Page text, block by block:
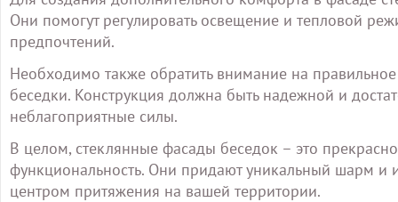
Они помогут регулировать освещение и тепловой
предпочтений.
Необходимо также обратить внимание на
беседки. Конструкция должна быть надежной и
неблагоприятные силы.
В целом, стеклянные фасады беседок – это
функциональность. Они придают уникальный шарм и
центром притяжения на вашей территории.